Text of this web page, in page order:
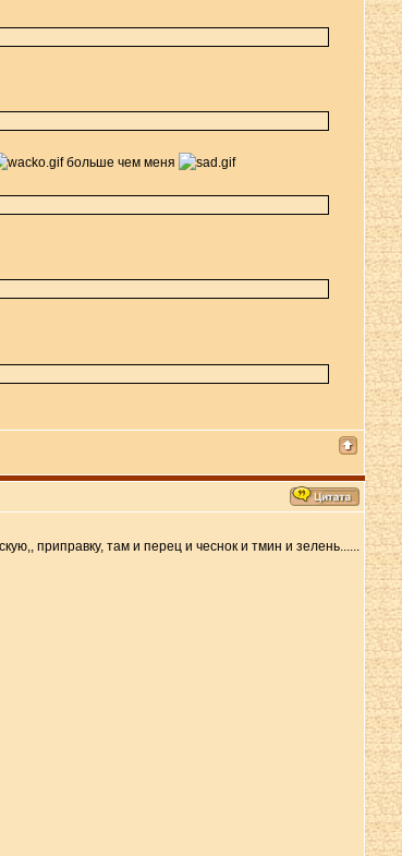
больше чем меня
приправку, там и перец и чеснок и тмин и зелень......